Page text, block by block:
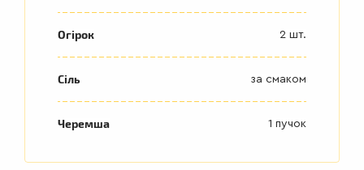
Огірок 2 шт.
Сіль за смаком
Черемша 1 пучок